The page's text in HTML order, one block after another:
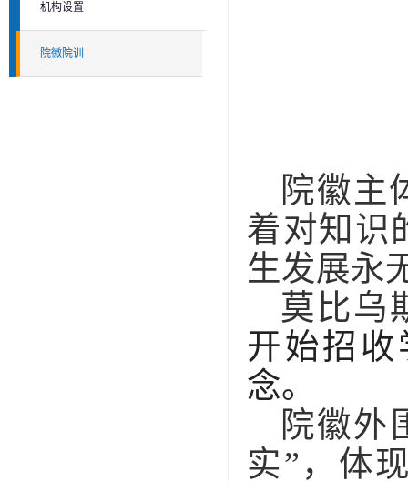
机构设置
院徽院训
院徽主
着对知识
生发展永
莫比乌
开始招
念。
院徽外
实”，体